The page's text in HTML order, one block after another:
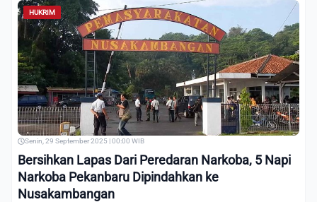
HUKRIM
Senin, 29 September 2025 | 00:00 WIB
Bersihkan Lapas Dari Peredaran Narkoba, 5 Napi
Narkoba Pekanbaru Dipindahkan ke
Nusakambangan